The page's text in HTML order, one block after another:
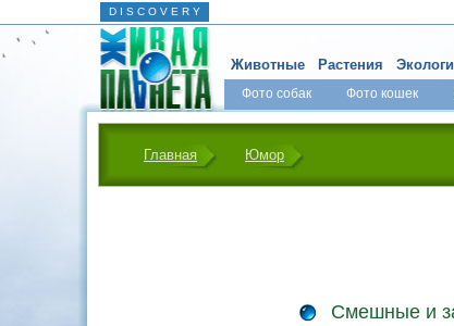
D I S C O V E R Y
Животные Растения
Фото собак Фото кошек
Главная Юмор
Смешные и